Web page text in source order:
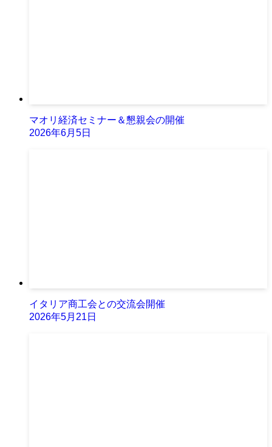
マオリ経済セミナー＆懇親会の開催
2026年6月5日
イタリア商工会との交流会開催
2026年5月21日